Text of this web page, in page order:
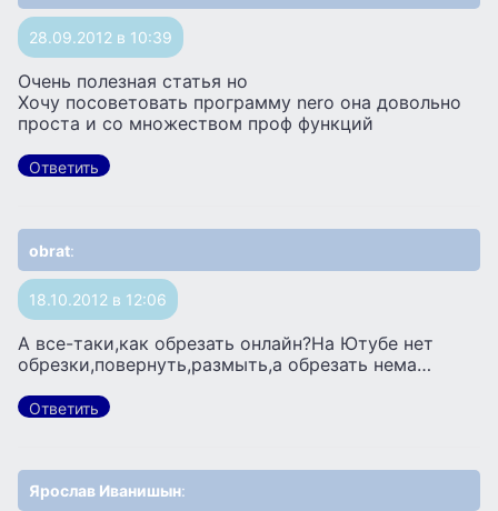
28.09.2012 в 10:39
Очень полезная статья но
Хочу посоветовать программу nero она довольно
проста и со множеством проф функций
Ответить
obrat:
18.10.2012 в 12:06
А все-таки,как обрезать онлайн?На Ютубе нет
обрезки,повернуть,размыть,а обрезать нема…
Ответить
Ярослав Иванишын: